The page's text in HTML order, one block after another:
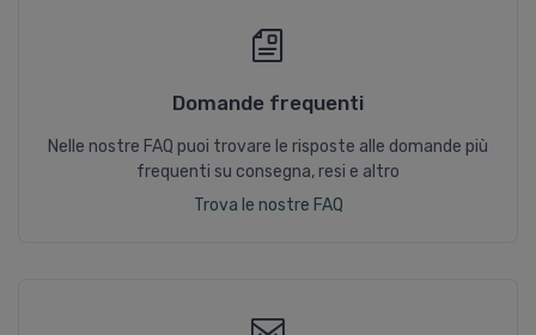
Domande frequenti
Nelle nostre FAQ puoi trovare le risposte alle domande più
frequenti su consegna, resi e altro
Trova le nostre FAQ